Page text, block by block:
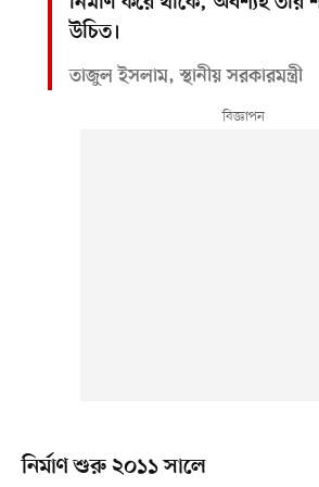
উচিত।
তাজুল ইসলাম, স্থানীয় সরকারমন্ত্রী
নির্মাণ শুরু ২০১১ সালে